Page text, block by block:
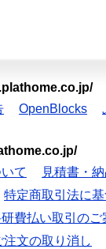
OpenBlocks
て
見積書・
特定商取引法に
費払い取引のご
注文の取り消し